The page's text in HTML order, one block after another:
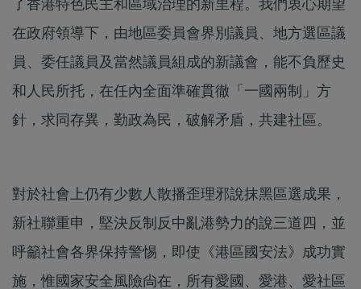
了香港特色民主和區域治理的新里程。我們衷心期望
在政府領導下，由地區委員會界別議員、地方選區議
員、委任議員及當然議員組成的新議會，能不負歷史
和人民所托，在任內全面準確貫徹「一國兩制」方
針，求同存異，勤政為民，破解矛盾，共建社區。
對於社會上仍有少數人散播歪理邪說抹黑區選成果，
新社聯重申，堅決反制反中亂港勢力的說三道四，並
呼籲社會各界保持警惕，即使《港區國安法》成功實
施，惟國家安全風險尙在，所有愛國、愛港、愛社區